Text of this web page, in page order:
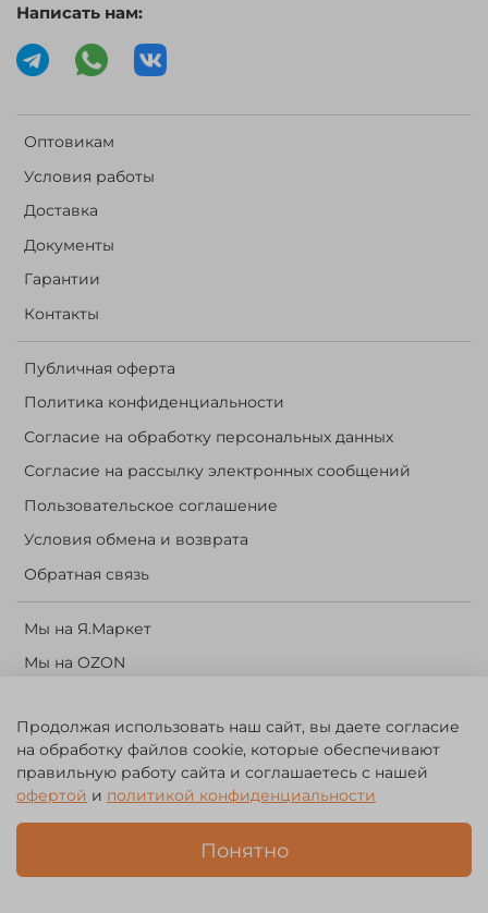
Оптовикам
Условия работы
Доставка
Документы
Гарантии
Контакты
Публичная оферта
Политика конфиденциальности
Согласие на обработку персональных данных
Согласие на рассылку электронных сообщений
Пользовательское соглашение
Условия обмена и возврата
Обратная связь
Мы на Я.Маркет
Мы на OZON
Корзина
Написать нам:
©️ 2014 - 2024 Forest River. Рыболовный интернет-магазин.
зн. № 756494
БИЗНЕС
Продолжая использовать наш сайт, вы даете согласие
на обработку файлов cookie, которые обеспечивают
правильную работу сайта и соглашаетесь с нашей
офертой и политикой конфиденциальности
Понятно